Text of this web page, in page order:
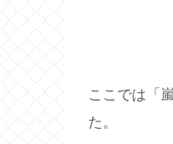
ここでは「
た。